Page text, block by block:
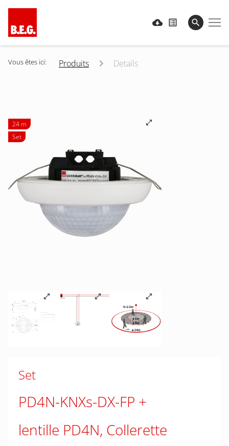
Vous êtes ici: Produits Details
24 m
Set
Set
PD4N-KNXs-DX-FP
lentille PD4N, Collerette